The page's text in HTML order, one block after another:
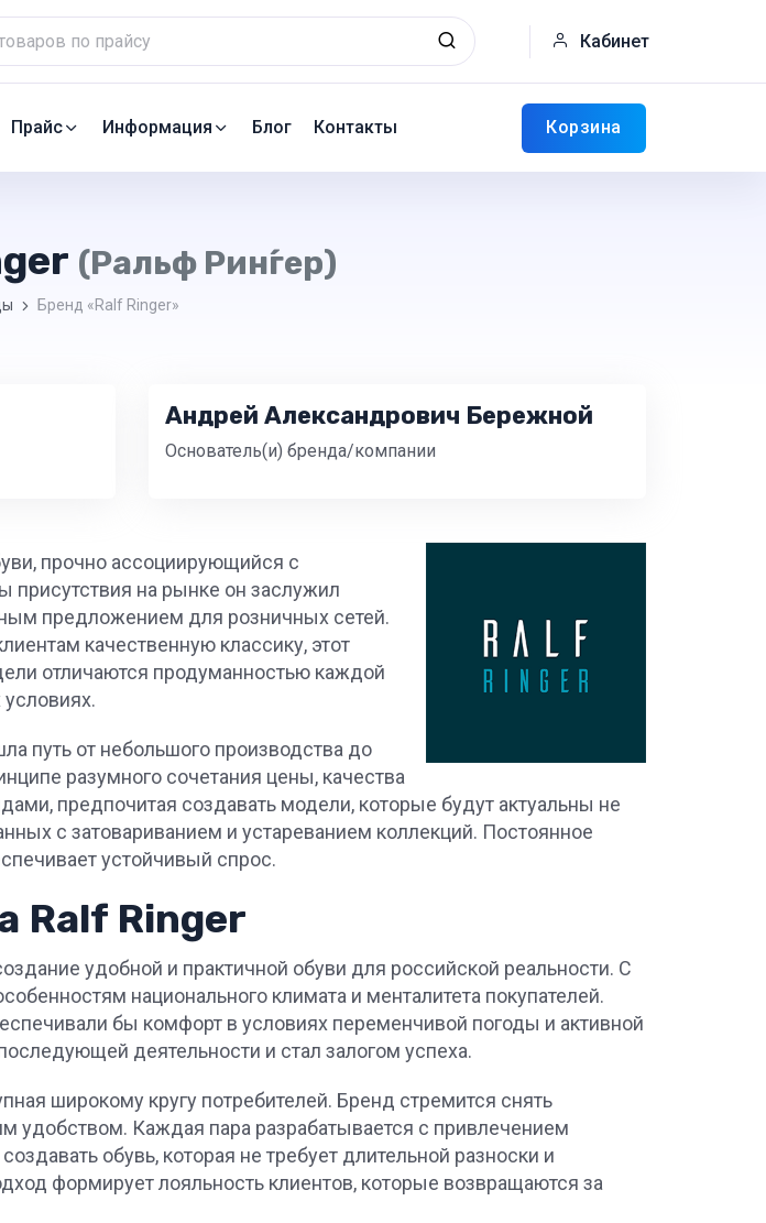
Кабинет
Прайс Информация Блог Контакты Корзина
(Ральф Рин́гер)
Бренд «Ralf Ringer»
Андрей Александрович Бережной
Основатель(и) бренда/компании
прочно ассоциирующийся с
на рынке он заслужил
предложением для розничных сетей.
качественную классику, этот
отличаются продуманностью каждой
путь от небольшого производства до
разумного сочетания цены, качества
предпочитая создавать модели, которые будут актуальны не
с затовариванием и устареванием коллекций. Постоянное
устойчивый спрос.
Ralf Ringer
удобной и практичной обуви для российской реальности. С
национального климата и менталитета покупателей.
бы комфорт в условиях переменчивой погоды и активной
деятельности и стал залогом успеха.
широкому кругу потребителей. Бренд стремится снять
Каждая пара разрабатывается с привлечением
обувь, которая не требует длительной разноски и
формирует лояльность клиентов, которые возвращаются за